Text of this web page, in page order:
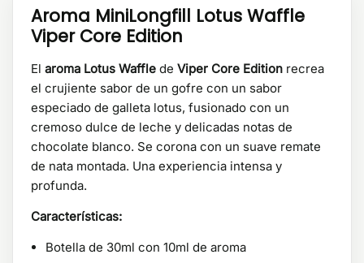
Aroma MiniLongfill Lotus Waffle
Viper Core Edition
El aroma Lotus Waffle de Viper Core Edition recrea
el crujiente sabor de un gofre con un sabor
especiado de galleta lotus, fusionado con un
cremoso dulce de leche y delicadas notas de
chocolate blanco. Se corona con un suave remate
de nata montada. Una experiencia intensa y
profunda.
Características:
Botella de 30ml con 10ml de aroma